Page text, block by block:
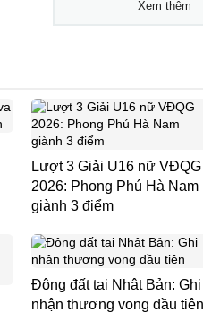
Xem thêm
Lượt 3 Giải U16 nữ VĐQG
2026: Phong Phú Hà Nam
giành 3 điểm
Động đất tại Nhật Bản: Ghi
nhận thương vong đầu tiên